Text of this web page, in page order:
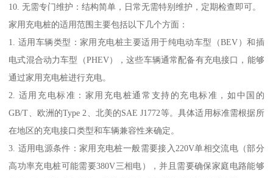
10. 无需专门维护：结构简单，日常无需特别维护，定期检查即可。
家用充电桩的适用范围主要包括以下几个方面：
1. 适用车辆类型：家用充电桩主要适用于纯电动车型（BEV）和插
电式混合动力车型（PHEV），这些车辆通常配备有充电接口，能够
通过家用充电桩进行充电。
2. 适用充电标准：家用充电桩通常支持的充电标准，如中国的
GB/T、欧洲的Type 2、北美的SAE J1772等。具体适用标准需根据所
在地区的充电接口类型和车辆兼容性来确定。
3. 适用电源条件：家用充电桩一般需要接入220V单相交流电（部分
高功率充电桩可能需要380V三相电），并且需要确保家庭电路能够